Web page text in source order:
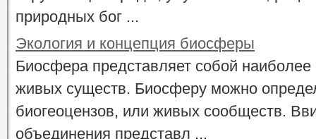
природных бог ...
Экология и концепция биосферы
Биосфера представляет собой
живых существ. Биосферу можно
биогеоцензов, или живых сообществ.
объединения представл ...